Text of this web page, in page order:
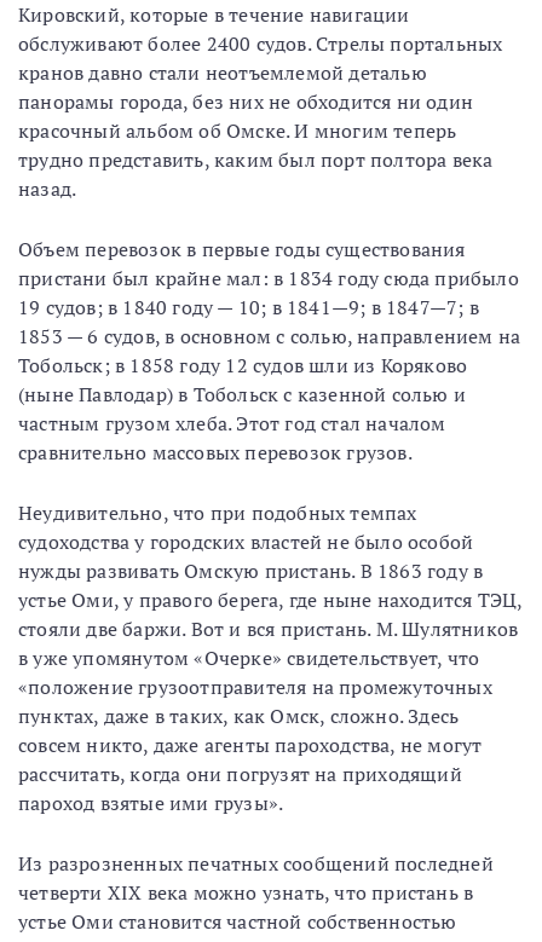
Кировский, которые в течение навигации
обслуживают более 2400 судов. Стрелы портальных
кранов давно стали неотъемлемой деталью
панорамы города, без них не обходится ни один
красочный альбом об Омске. И многим теперь
трудно представить, каким был порт полтора века
назад.
Объем перевозок в первые годы существования
пристани был крайне мал: в 1834 году сюда прибыло
19 судов; в 1840 году — 10; в 1841—9; в 1847—7; в
1853 — 6 судов, в основном с солью, направлением на
Тобольск; в 1858 году 12 судов шли из Коряково
(ныне Павлодар) в Тобольск с казенной солью и
частным грузом хлеба. Этот год стал началом
сравнительно массовых перевозок грузов.
Неудивительно, что при подобных темпах
судоходства у городских властей не было особой
нужды развивать Омскую пристань. В 1863 году в
устье Оми, у правого берега, где ныне находится ТЭЦ,
стояли две баржи. Вот и вся пристань. М. Шулятников
в уже упомянутом «Очерке» свидетельствует, что
«положение грузоотправителя на промежуточных
пунктах, даже в таких, как Омск, сложно. Здесь
совсем никто, даже агенты пароходства, не могут
рассчитать, когда они погрузят на приходящий
пароход взятые ими грузы».
Из разрозненных печатных сообщений последней
четверти XIX века можно узнать, что пристань в
устье Оми становится частной собственностью